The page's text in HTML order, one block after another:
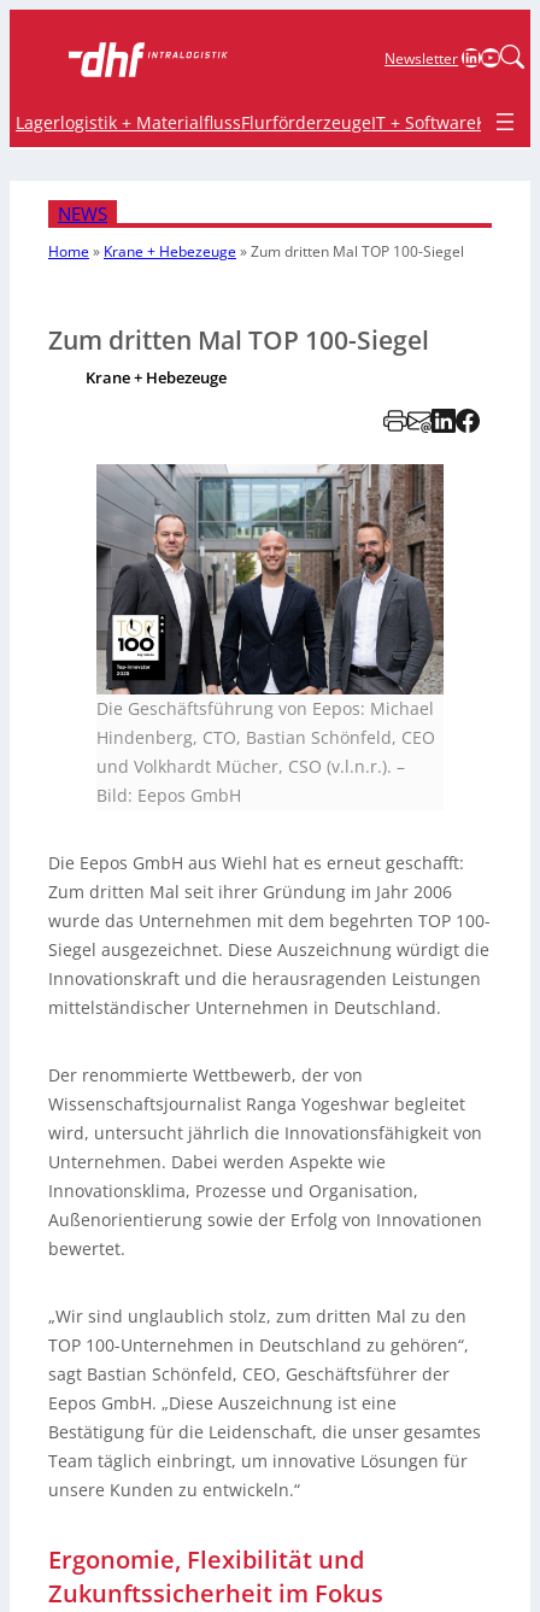
NewsletterLinkedIn
Lagerlogistik + MaterialflussFlurförderzeugeIT + SoftwareKrane
NEWS
Home» Krane + Hebezeuge»Zum dritten Mal TOP 100-Siegel
Zum dritten Mal TOP 100-Siegel
Krane + Hebezeuge
Die Geschäftsführung von Eepos: Michael
Hindenberg, CTO, Bastian Schönfeld, CEO
und Volkhardt Mücher, CSO (v.l.n.r.). –
Bild: Eepos GmbH
Die Eepos GmbH aus Wiehl hat es erneut geschafft:
Zum dritten Mal seit ihrer Gründung im Jahr 2006
wurde das Unternehmen mit dem begehrten TOP 100-
Siegel ausgezeichnet. Diese Auszeichnung würdigt die
Innovationskraft und die herausragenden Leistungen
mittelständischer Unternehmen in Deutschland.
Der renommierte Wettbewerb, der von
Wissenschaftsjournalist Ranga Yogeshwar begleitet
wird, untersucht jährlich die Innovationsfähigkeit von
Unternehmen. Dabei werden Aspekte wie
Innovationsklima, Prozesse und Organisation,
Außenorientierung sowie der Erfolg von Innovationen
bewertet.
„Wir sind unglaublich stolz, zum dritten Mal zu den
TOP 100-Unternehmen in Deutschland zu gehören“,
sagt Bastian Schönfeld, CEO, Geschäftsführer der
Eepos GmbH. „Diese Auszeichnung ist eine
Bestätigung für die Leidenschaft, die unser gesamtes
Team täglich einbringt, um innovative Lösungen für
unsere Kunden zu entwickeln.“
Ergonomie, Flexibilität und
Zukunftssicherheit im Fokus